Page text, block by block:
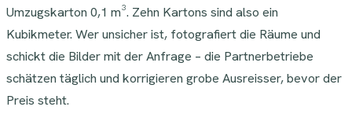
Umzugskarton 0,1 m³. Zehn Kartons sind also ein
Kubikmeter. Wer unsicher ist, fotografiert die Räume und
schickt die Bilder mit der Anfrage – die Partnerbetriebe
schätzen täglich und korrigieren grobe Ausreisser, bevor der
Preis steht.